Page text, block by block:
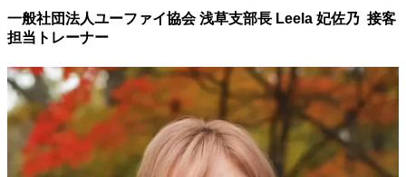
一般社団法人ユーファイ協会 浅草支部長 Leela 妃佐乃 接客
担当トレーナー